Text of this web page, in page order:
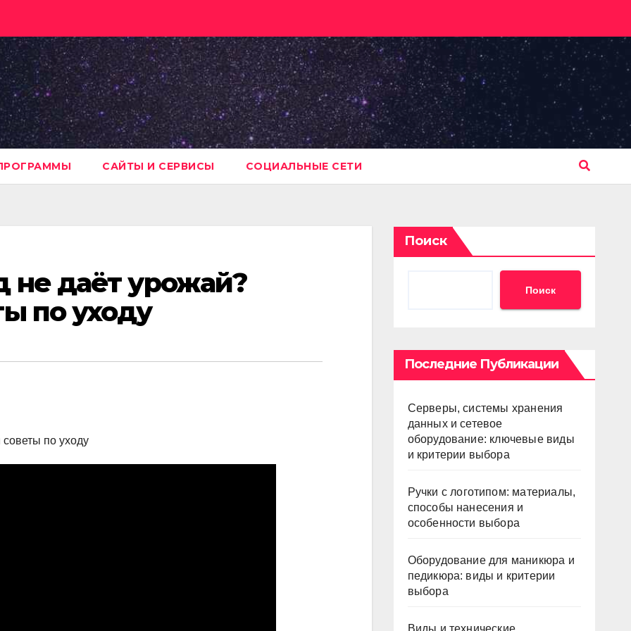
САЙТЫ И СЕРВИСЫ СОЦИАЛЬНЫЕ СЕТИ
не даёт урожай?
по уходу
Поиск
Поиск
Последние Публикации
Серверы, системы хранения
данных и сетевое
оборудование: ключевые виды
и критерии выбора
Ручки с логотипом: материалы,
способы нанесения и
особенности выбора
Оборудование для маникюра и
педикюра: виды и критерии
выбора
Виды и технические